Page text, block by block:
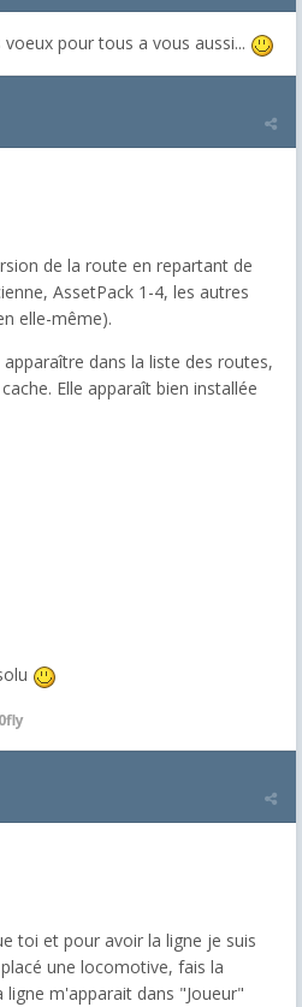
pour tous a vous aussi...
de la route en repartant de
AssetPack 1-4, les autres
elle-même).
dans la liste des routes,
Elle apparaît bien installée
toi et pour avoir la ligne je suis
une locomotive, fais la
m'apparait dans "Joueur"